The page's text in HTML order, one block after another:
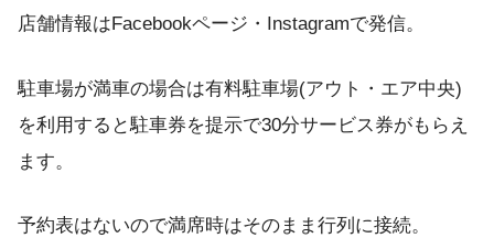
店舗情報はFacebookページ・Instagramで発信。
駐車場が満車の場合は有料駐車場(アウト・エア中央)
を利用すると駐車券を提示で30分サービス券がもらえ
ます。
予約表はないので満席時はそのまま行列に接続。